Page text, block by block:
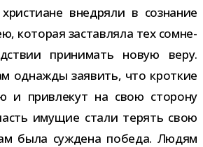
внед­ряли в созна­ние
кото­рая застав­ляла тех сомне­
при­ни­мать новую веру.
одна­жды заявить, что крот­кие
и при­вле­кут на свою сто­рону
иму­щие стали терять свою
была суж­дена победа. Людям